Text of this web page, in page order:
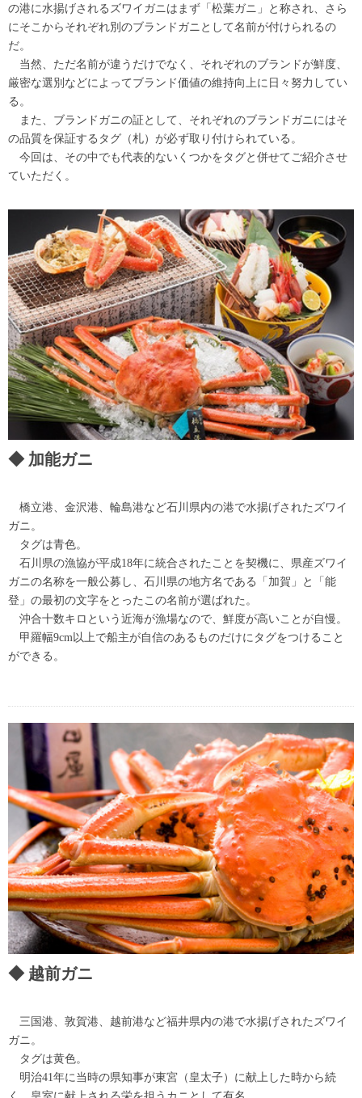
の港に水揚げされるズワイガニはまず「松葉ガニ」と称され、さら
にそこからそれぞれ別のブランドガニとして名前が付けられるの
だ。
当然、ただ名前が違うだけでなく、それぞれのブランドが鮮度、
厳密な選別などによってブランド価値の維持向上に日々努力してい
る。
また、ブランドガニの証として、それぞれのブランドガニにはそ
の品質を保証するタグ（札）が必ず取り付けられている。
今回は、その中でも代表的ないくつかをタグと併せてご紹介させ
ていただく。
加能ガニ
橋立港、金沢港、輪島港など石川県内の港で水揚げされたズワイ
ガニ。
タグは青色。
石川県の漁協が平成18年に統合されたことを契機に、県産ズワイ
ガニの名称を一般公募し、石川県の地方名である「加賀」と「能
登」の最初の文字をとったこの名前が選ばれた。
沖合十数キロという近海が漁場なので、鮮度が高いことが自慢。
甲羅幅9cm以上で船主が自信のあるものだけにタグをつけること
ができる。
越前ガニ
三国港、敦賀港、越前港など福井県内の港で水揚げされたズワイ
ガニ。
タグは黄色。
明治41年に当時の県知事が東宮（皇太子）に献上した時から続